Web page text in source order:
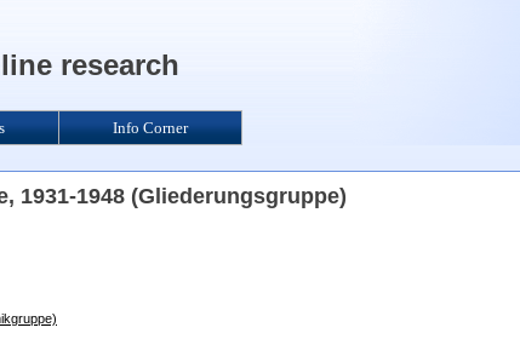
1931-1948 (Gliederungsgruppe)
research
Info Corner